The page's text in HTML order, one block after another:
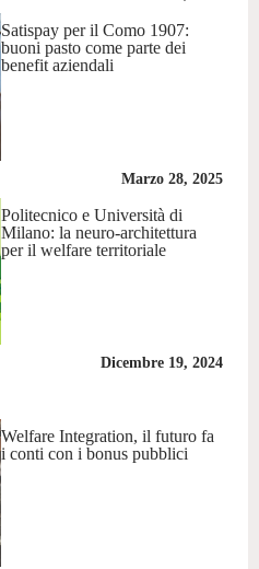
Satispay per il Como 1907:
buoni pasto come parte dei
benefit aziendali
Marzo 28, 2025
Politecnico e Università di
Milano: la neuro-architettura
per il welfare territoriale
Dicembre 19, 2024
Welfare Integration, il futuro fa
i conti con i bonus pubblici